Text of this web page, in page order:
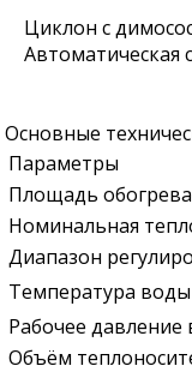
Циклон с
Автоматическая
Основные
Параметры
Площадь
Номинальная
Диапазон
Температура
Рабочее давление
Объём